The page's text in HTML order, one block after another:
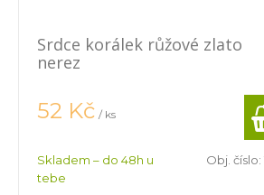
Srdce korálek růžové zlato
nerez
52 Kč / ks
Skladem – do 48h u
tebe
Obj. číslo: